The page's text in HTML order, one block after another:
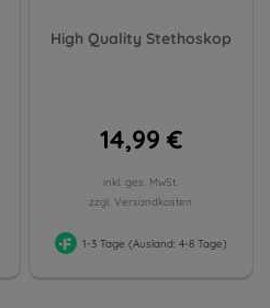
High Quality Stethoskop
14,99 €
inkl. ges. MwSt.
zzgl. Versandkosten
1-3 Tage (Ausland: 4-8 Tage)